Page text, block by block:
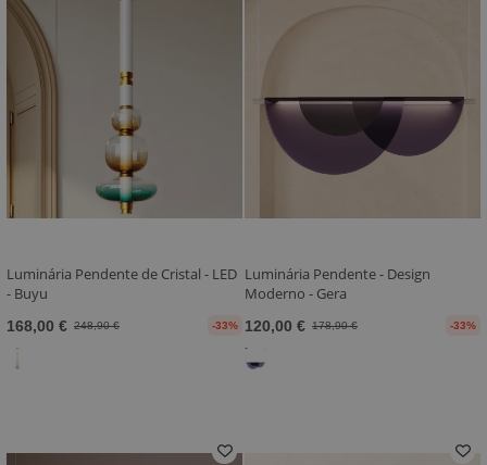
Luminária Pendente de Cristal - LED
- Buyu
168,00 € 248,90 € -33%
Luminária Pendente - Design
Moderno - Gera
120,00 € 178,90 € -33%